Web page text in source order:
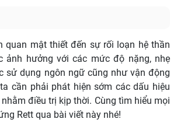
quan mật thiết đến sự rối loạn hệ thần
ảnh hưởng với các mức độ nặng, nhẹ
sử dụng ngôn ngữ cũng như vận động
cần phải phát hiện sớm các dấu hiệu
điều trị kịp thời. Cùng tìm hiểu mọi
Rett qua bài viết này nhé!